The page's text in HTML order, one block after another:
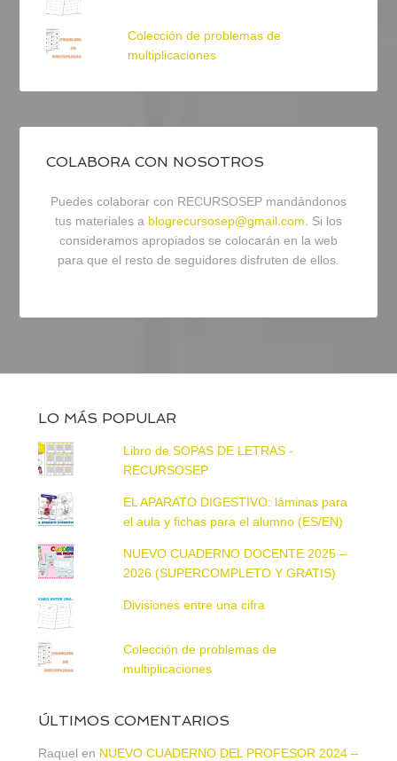
Colección de problemas de
multiplicaciones
COLABORA CON NOSOTROS
Puedes colaborar con RECURSOSEP mandándonos
tus materiales a blogrecursosep@gmail.com. Si los
consideramos apropiados se colocarán en la web
para que el resto de seguidores disfruten de ellos.
LO MÁS POPULAR
Libro de SOPAS DE LETRAS -
RECURSOSEP
EL APARATO DIGESTIVO: láminas para
el aula y fichas para el alumno (ES/EN)
NUEVO CUADERNO DOCENTE 2025 –
2026 (SUPERCOMPLETO Y GRATIS)
Divisiones entre una cifra
Colección de problemas de
multiplicaciones
ÚLTIMOS COMENTARIOS
Raquel en NUEVO CUADERNO DEL PROFESOR 2024 –